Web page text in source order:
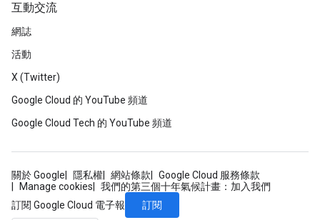
互動交流
網誌
活動
X (Twitter)
Google Cloud 的 YouTube 頻道
Google Cloud Tech 的 YouTube 頻道
關於 Google 隱私權 網站條款
Google Cloud 服務條款
Manage cookies
我們的第三個十年氣候計畫：加入我們
訂閱 Google Cloud 電子報
訂閱